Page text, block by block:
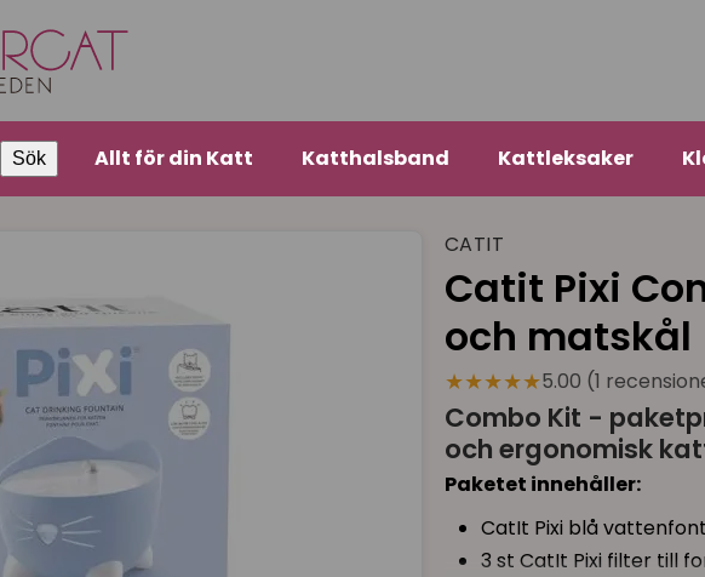
Sök Allt för din Katt Katthalsband Kattleksaker
CATIT
Catit Pixi
och matskål
★★★★★5.00 (1
Combo Kit -
och ergonomisk
Paketet innehåller:
CatIt Pixi blå
3 st CatIt Pixi filter till